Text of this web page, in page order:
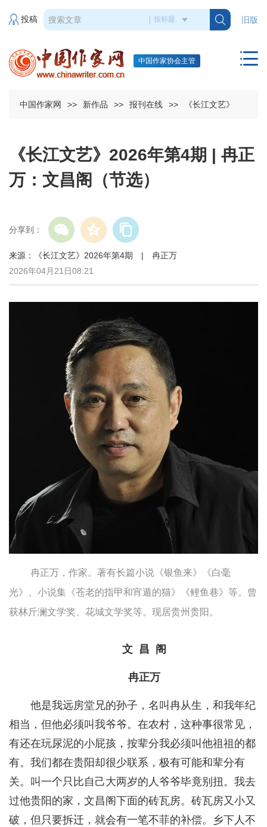
旧版
投稿
中国作家协会主管
中国作家网 >> 新作品 >> 报刊在线 >> 《长江文艺》
《长江文艺》2026年第4期 | 冉正
万：文昌阁（节选）
分享到：
来源：《长江文艺》2026年第4期 | 冉正万
2026年04月21日08:21
冉正万，作家。著有长篇小说《银鱼来》《白毫
光》、小说集《苍老的指甲和宵遁的猫》《鲤鱼巷》等。曾
获林斤澜文学奖、花城文学奖等。现居贵州贵阳。
文 昌 阁
冉正万
他是我远房堂兄的孙子，名叫冉从生，和我年纪
相当，但他必须叫我爷爷。在农村，这种事很常见，
有还在玩尿泥的小屁孩，按辈分我必须叫他祖祖的都
有。我们都在贵阳却很少联系，极有可能和辈分有
关。叫一个只比自己大两岁的人爷爷毕竟别扭。我去
过他贵阳的家，文昌阁下面的砖瓦房。砖瓦房又小又
破，但只要拆迁，就会有一笔不菲的补偿。乡下人不